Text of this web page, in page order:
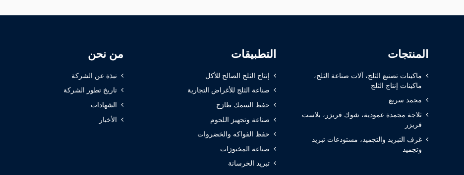
المنتجات
ماكينات تصنيع الثلج، آلات صناعة الثلج،
ماكينات إنتاج الثلج
مجمد سريع
ثلاجة مجمدة عمودية، شوك فريزر، بلاست
فريزر
غرف التبريد والتجميد، مستودعات تبريد
وتجميد
التطبيقات
إنتاج الثلج الصالح للأكل
صناعة الثلج للأغراض التجارية
حفظ السمك طازج
صناعة وتجهيز اللحوم
حفظ الفواكه والخضروات
صناعة المخبوزات
تبريد الخرسانة
من نحن
نبذة عن الشركة
تاريخ تطور الشركة
الشهادات
الأخبار